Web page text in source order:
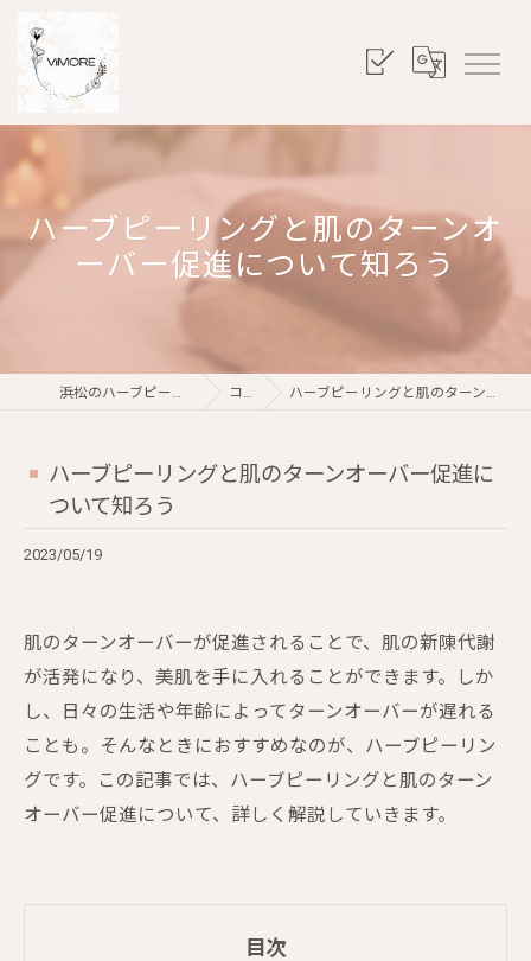
ハーブピーリングと肌のターンオ
ーバー促進について知ろう
浜松のハーブピーリングならViMORE コラム ハーブピーリングと肌のターンオーバー促進について知ろう
ハーブピーリングと肌のターンオーバー促進に
ついて知ろう
2023/05/19
肌のターンオーバーが促進されることで、肌の新陳代謝
が活発になり、美肌を手に入れることができます。しか
し、日々の生活や年齢によってターンオーバーが遅れる
ことも。そんなときにおすすめなのが、ハーブピーリン
グです。この記事では、ハーブピーリングと肌のターン
オーバー促進について、詳しく解説していきます。
目次